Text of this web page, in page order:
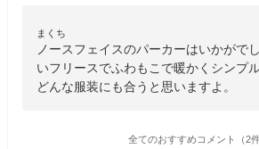
まくち
ノースフェイスのパーカーはいかがで
いフリースでふわもこで暖かくシンプ
どんな服装にも合うと思いますよ。
全てのおすすめコメント（2件